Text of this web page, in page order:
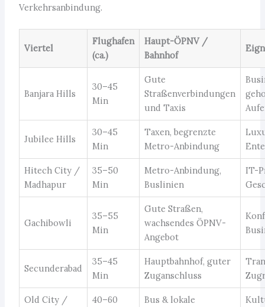
Verkehrsanbindung.
Viertel
Flughafen
(ca.)
Haupt-ÖPNV /
Bahnhof
Banjara Hills
30–45
Min
Gute
Straßenverbindungen
und Taxis
Jubilee Hills
30–45
Min
Taxen, begrenzte
Metro-Anbindung
Hitech City /
Madhapur
35–50
Min
Metro-Anbindung,
Buslinien
IT-
Gachibowli
35–55
Min
Gute Straßen,
wachsendes ÖPNV-
Angebot
Secunderabad
35–45
Min
Hauptbahnhof, guter
Zuganschluss
Old City /
40–60
Bus & lokale